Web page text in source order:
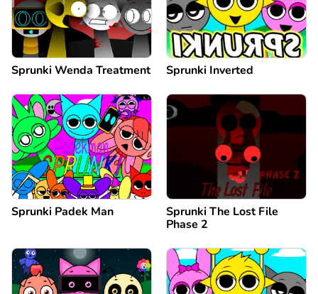
Sprunki Wenda Treatment Sprunki Inverted
Sprunki Padek Man
Sprunki The Lost File
Phase 2